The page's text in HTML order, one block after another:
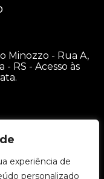
experiência de
personalizado
Minozzo - Rua A,
- RS - Acesso às
Conduta
reservados